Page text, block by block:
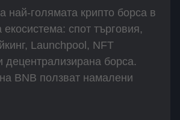
най-голямата крипто борса в
екосистема: спот търговия,
Launchpool, NFT
децентрализирана борса.
BNB ползват намалени